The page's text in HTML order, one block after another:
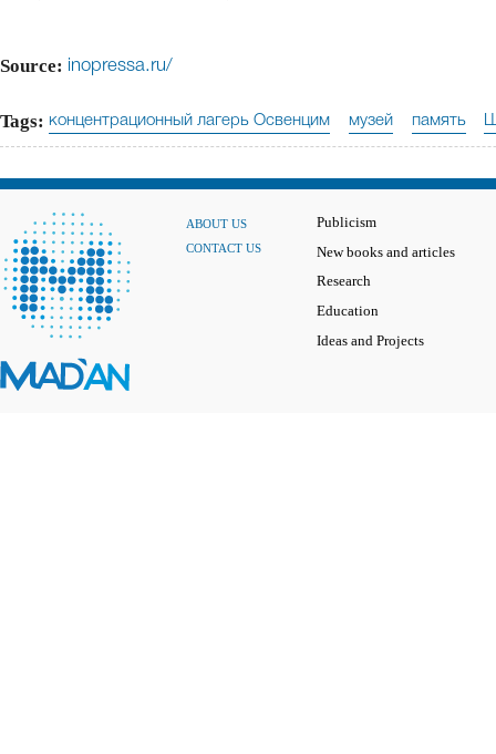
Source: inopressa.ru/
Tags: концентрационный лагерь Освенцим музей память
ABOUT US
CONTACT US
Publicism
New books and articles
Research
Education
Ideas and Projects